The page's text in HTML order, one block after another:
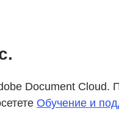
Document
Обучение и